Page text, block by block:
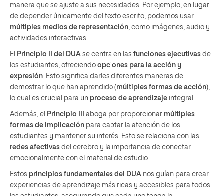
manera que se ajuste a sus necesidades. Por ejemplo, en lugar
de depender únicamente del texto escrito, podemos usar
múltiples medios de representación , como imágenes, audio y
actividades interactivas.
El Principio II del DUA se centra en las funciones ejecutivas de
los estudiantes, ofreciendo opciones para la acción y
expresión . Esto significa darles diferentes maneras de
demostrar lo que han aprendido (múltiples formas de acción),
lo cual es crucial para un proceso de aprendizaje integral.
Además, el Principio III aboga por proporcionar múltiples
formas de implicación para captar la atención de los
estudiantes y mantener su interés. Esto se relaciona con las
redes afectivas del cerebro y la importancia de conectar
emocionalmente con el material de estudio.
Estos principios fundamentales del DUA nos guían para crear
experiencias de aprendizaje más ricas y accesibles para todos